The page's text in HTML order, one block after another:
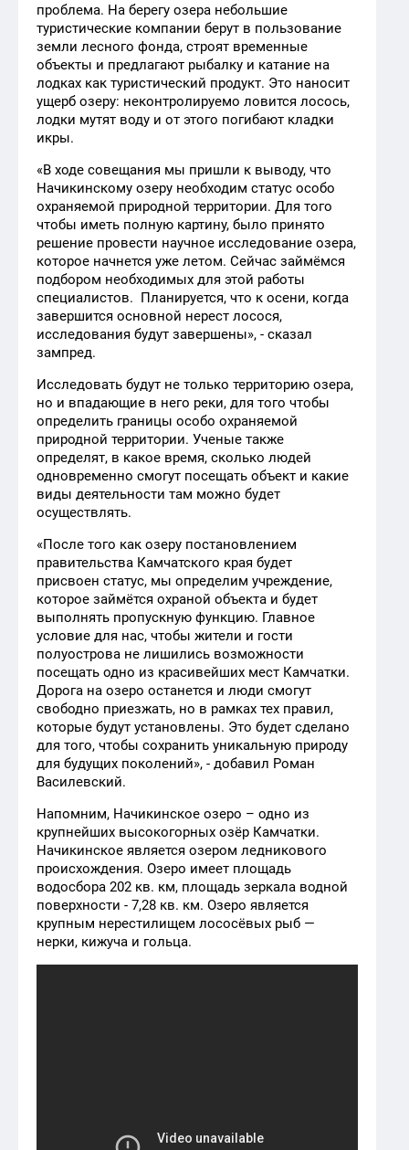
проблема. На берегу озера небольшие
туристические компании берут в пользование
земли лесного фонда, строят временные
объекты и предлагают рыбалку и катание на
лодках как туристический продукт. Это наносит
ущерб озеру: неконтролируемо ловится лосось,
лодки мутят воду и от этого погибают кладки
икры.
«В ходе совещания мы пришли к выводу, что
Начикинскому озеру необходим статус особо
охраняемой природной территории. Для того
чтобы иметь полную картину, было принято
решение провести научное исследование озера,
которое начнется уже летом. Сейчас займёмся
подбором необходимых для этой работы
специалистов. Планируется, что к осени, когда
завершится основной нерест лосося,
исследования будут завершены», - сказал
зампред.
Исследовать будут не только территорию озера,
но и впадающие в него реки, для того чтобы
определить границы особо охраняемой
природной территории. Ученые также
определят, в какое время, сколько людей
одновременно смогут посещать объект и какие
виды деятельности там можно будет
осуществлять.
«После того как озеру постановлением
правительства Камчатского края будет
присвоен статус, мы определим учреждение,
которое займётся охраной объекта и будет
выполнять пропускную функцию. Главное
условие для нас, чтобы жители и гости
полуострова не лишились возможности
посещать одно из красивейших мест Камчатки.
Дорога на озеро останется и люди смогут
свободно приезжать, но в рамках тех правил,
которые будут установлены. Это будет сделано
для того, чтобы сохранить уникальную природу
для будущих поколений», - добавил Роман
Василевский.
Напомним, Начикинское озеро – одно из
крупнейших высокогорных озёр Камчатки.
Начикинское является озером ледникового
происхождения. Озеро имеет площадь
водосбора 202 кв. км, площадь зеркала водной
поверхности - 7,28 кв. км. Озеро является
крупным нерестилищем лососёвых рыб —
нерки, кижуча и гольца.